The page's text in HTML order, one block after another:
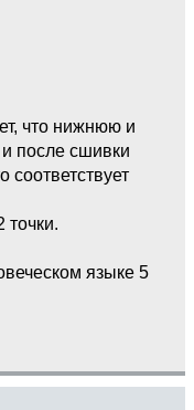
что нижнюю и
после сшивки
соответствует
языке 5